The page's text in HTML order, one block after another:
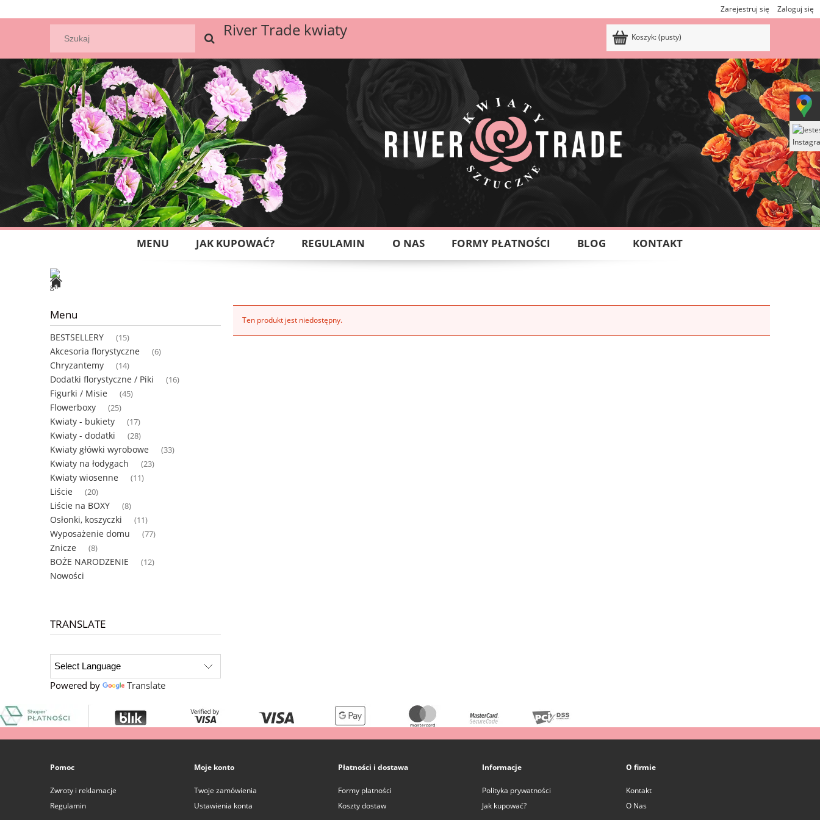
Zarejestruj się Zaloguj się
River Trade kwiaty Koszyk:(pusty)
MENU JAK KUPOWAĆ? REGULAMIN O NAS FORMY PŁATNOŚCI BLOG KONTAKT
Menu
BESTSELLERY (15)
Akcesoria florystyczne (6)
Chryzantemy (14)
Dodatki florystyczne / Piki (16)
Figurki / Misie (45)
Flowerboxy (25)
Kwiaty - bukiety (17)
Kwiaty - dodatki (28)
Kwiaty główki wyrobowe (33)
Kwiaty na łodygach (23)
Kwiaty wiosenne (11)
Liście (20)
Liście na BOXY (8)
Osłonki, koszyczki (11)
Wyposażenie domu (77)
Znicze (8)
BOŻE NARODZENIE (12)
Nowości
TRANSLATE
Powered by Translate
Ten produkt jest niedostępny.
Pomoc
Zwroty i reklamacje
Regulamin
Moje konto
Twoje zamówienia
Ustawienia konta
Płatności i dostawa
Formy płatności
Koszty dostaw
Informacje
Polityka prywatności
Jak kupować?
O firmie
Kontakt
O Nas